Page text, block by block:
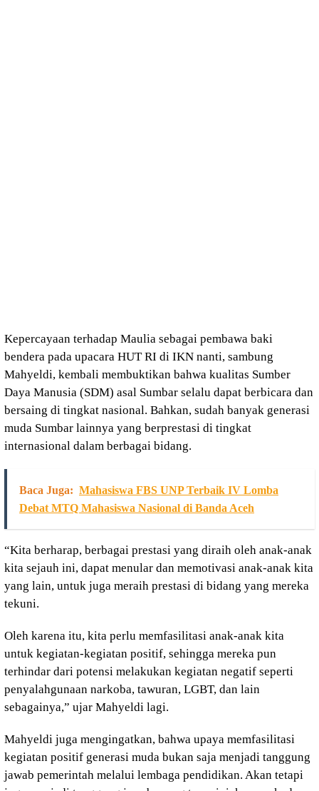
Kepercayaan terhadap Maulia sebagai pembawa baki
bendera pada upacara HUT RI di IKN nanti, sambung
Mahyeldi, kembali membuktikan bahwa kualitas Sumber
Daya Manusia (SDM) asal Sumbar selalu dapat berbicara dan
bersaing di tingkat nasional. Bahkan, sudah banyak generasi
muda Sumbar lainnya yang berprestasi di tingkat
internasional dalam berbagai bidang.
Baca Juga: Mahasiswa FBS UNP Terbaik IV Lomba
Debat MTQ Mahasiswa Nasional di Banda Aceh
“Kita berharap, berbagai prestasi yang diraih oleh anak-anak
kita sejauh ini, dapat menular dan memotivasi anak-anak kita
yang lain, untuk juga meraih prestasi di bidang yang mereka
tekuni.
Oleh karena itu, kita perlu memfasilitasi anak-anak kita
untuk kegiatan-kegiatan positif, sehingga mereka pun
terhindar dari potensi melakukan kegiatan negatif seperti
penyalahgunaan narkoba, tawuran, LGBT, dan lain
sebagainya,” ujar Mahyeldi lagi.
Mahyeldi juga mengingatkan, bahwa upaya memfasilitasi
kegiatan positif generasi muda bukan saja menjadi tanggung
jawab pemerintah melalui lembaga pendidikan. Akan tetapi